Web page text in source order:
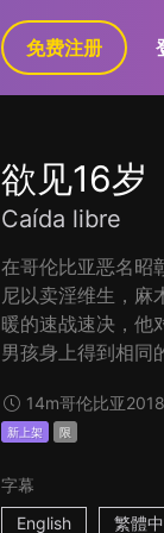
免费注册
欲见16岁
Caída libre
在哥伦比亚恶名昭
尼以卖淫维生，麻
暖的速战速决，他
男孩身上得到相同
14m哥伦比亚2018
新上架 限
字幕
English
繁體